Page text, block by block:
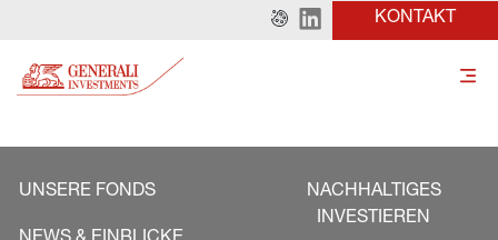
KONTAKT
UNSERE FONDS
NACHHALTIGES
INVESTIEREN